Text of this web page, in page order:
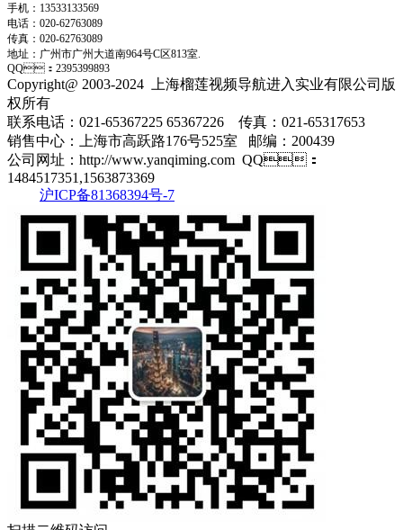
手机：13533133569
电话：020-62763089
传真：020-62763089
地址： 广州市广州大道南964号C区813室.
QQ：2395399893
Copyright@ 2003-2024 上海榴莲视频导航进入实业有限公司 版
权所有
联系电话：021-65367225 65367226 传真：021-65317653
销售中心：上海市高跃路176号525室 邮编：200439
公司网址：http://www.yanqiming.com QQ：
1484517351,1563873369
沪ICP备81368394号-7